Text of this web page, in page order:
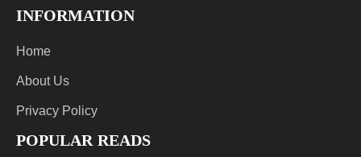
INFORMATION
Home
About Us
Privacy Policy
POPULAR READS